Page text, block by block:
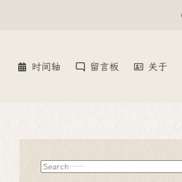
时间轴 留言板 关于
搜
索